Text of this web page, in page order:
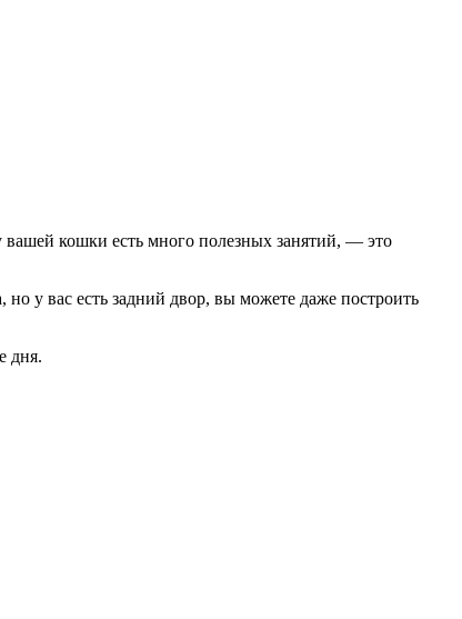
вашей кошки есть много полезных занятий, — это
у вас есть задний двор, вы можете даже построить
дня.